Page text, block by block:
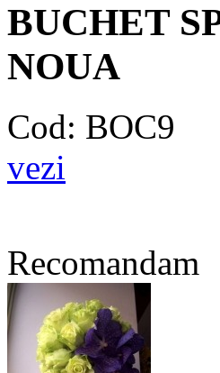
BUCHET
NOUA
Cod: BOC9
vezi
Recomandam